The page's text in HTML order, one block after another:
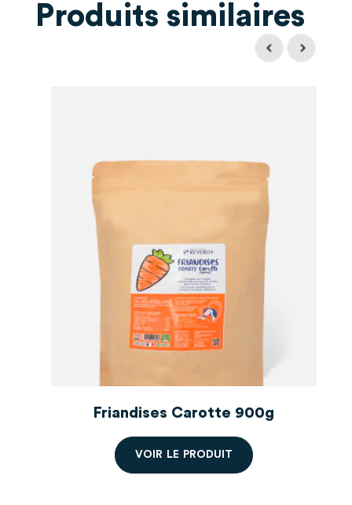
Produits similaires
Friandises Carotte 900g
VO R LE PRO DU T